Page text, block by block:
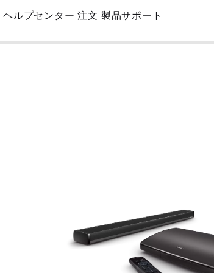
Skip
Main
ヘルプセンター 注文 製品サポート